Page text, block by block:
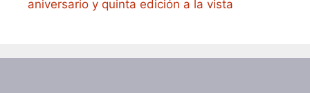
aniversario y quinta edición a la vista